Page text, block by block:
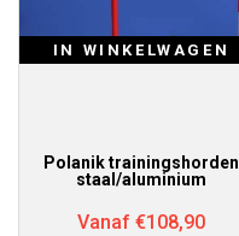
IN WINKELWAGEN
Polanik trainingshorden
staal/aluminium
Vanaf €108,90